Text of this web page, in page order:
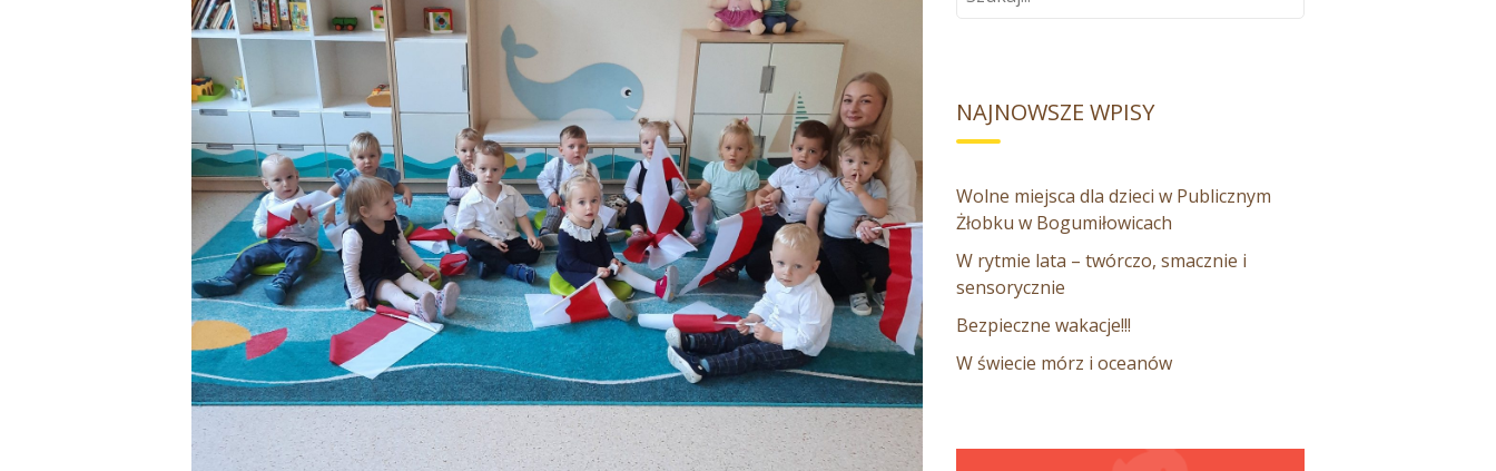
dla:
NAJNOWSZE WPISY
Wolne miejsca dla dzieci w Publicznym
Żłobku w Bogumiłowicach
W rytmie lata – twórczo, smacznie i
sensorycznie
Bezpieczne wakacje!!!
W świecie mórz i oceanów